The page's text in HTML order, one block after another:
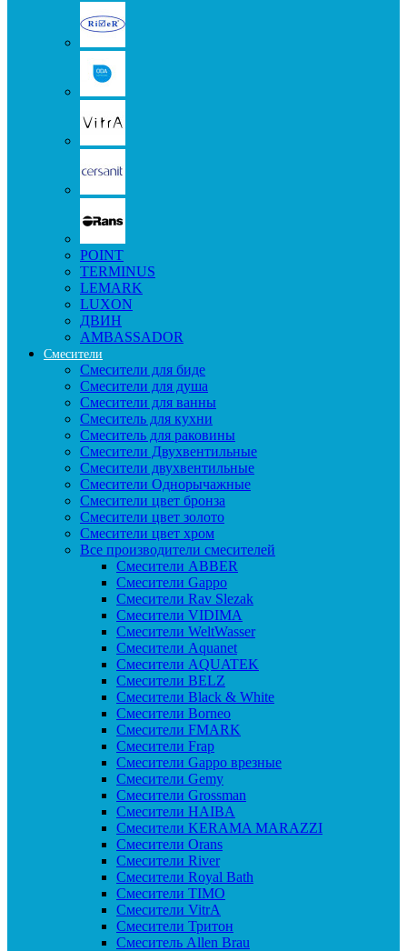
POINT
TERMINUS
LEMARK
LUXON
ДВИН
AMBASSADOR
Смесители
Смесители для биде
Смесители для душа
Смесители для ванны
Смеситель для кухни
Смеситель для раковины
Смесители Двухвентильные
Смесители двухвентильные
Смесители Однорычажные
Смесители цвет бронза
Смесители цвет золото
Смесители цвет хром
Все производители смесителей
Cмесители ABBER
Cмесители Gappo
Cмесители Rav Slezak
Cмесители VIDIMA
Cмесители WeltWasser
Смесители Aquanet
Смесители AQUATEK
Смесители BELZ
Смесители Black & White
Смесители Borneo
Смесители FMARK
Смесители Frap
Смесители Gappo врезные
Смесители Gemy
Смесители Grossman
Смесители HAIBA
Смесители KERAMA MARAZZI
Смесители Orans
Смесители River
Смесители Royal Bath
Смесители TIMO
Смесители VitrA
Смесители Тритон
Смеситель Allen Brau